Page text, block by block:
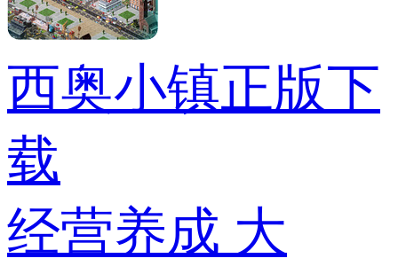
西奥小镇正版下
载
经营养成 大